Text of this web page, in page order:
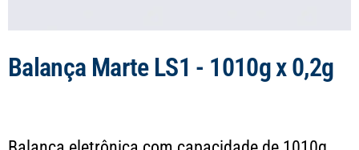
Balança Marte LS1 - 1010g x 0,2g